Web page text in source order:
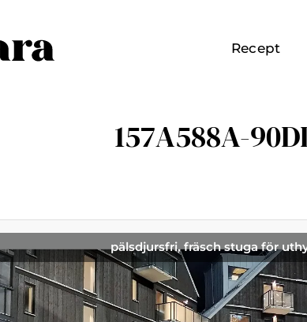
Recept
157A588A-
pälsdjursfri, fräsch stuga för